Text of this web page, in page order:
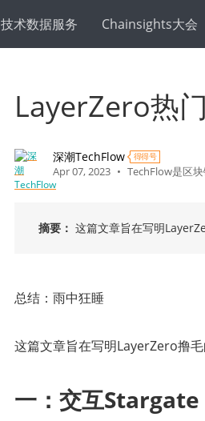
技术数据服务 Chainsights大会
LayerZero热
深潮TechFlow 得得号
Apr 07, 2023 • TechFlow是区
摘要： 这篇文章旨在写明
总结：雨中狂睡
这篇文章旨在写明LayerZero撸
一：交互